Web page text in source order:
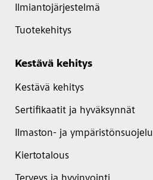
Ilmiantojärjestelmä
Tuotekehitys
Kestävä kehitys
Kestävä kehitys
Sertifikaatit ja hyväksynnät
Ilmaston- ja ympäristönsuojelu
Kiertotalous